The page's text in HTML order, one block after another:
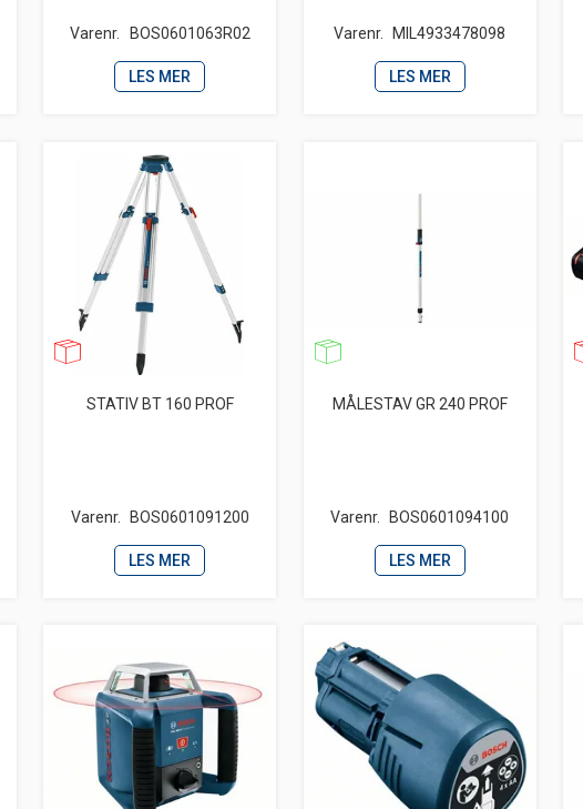
Varenr. BOS0601063R02
LES MER
Varenr. MIL4933478098
LES MER
STATIV BT 160 PROF
Varenr. BOS0601091200
LES MER
MÅLESTAV GR 240 PROF
Varenr. BOS0601094100
LES MER